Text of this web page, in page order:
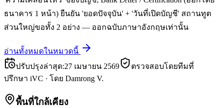
ธนาคาร 1 หน้า) ยืนยัน 'ยอดปัจจุบัน' + 'วันที่เปิดบัญชี' สถานทูต
ส่วนใหญ่ขอทั้ง 2 อย่าง — ออกฉบับภาษาอังกฤษเท่านั้น
อ่านทั้งหมดในหมวดนี้
ปรับปรุงล่าสุด:27 เมษายน 2569
ตรวจสอบโดยทีมที่
ปรึกษา iVC · โดย Damrong V.
พื้นที่ใกล้เคียง